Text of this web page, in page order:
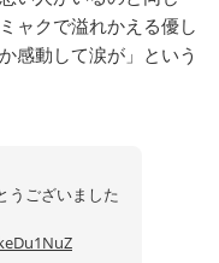
ャクで溢れかえる優し
感動して涙が」という
ございました